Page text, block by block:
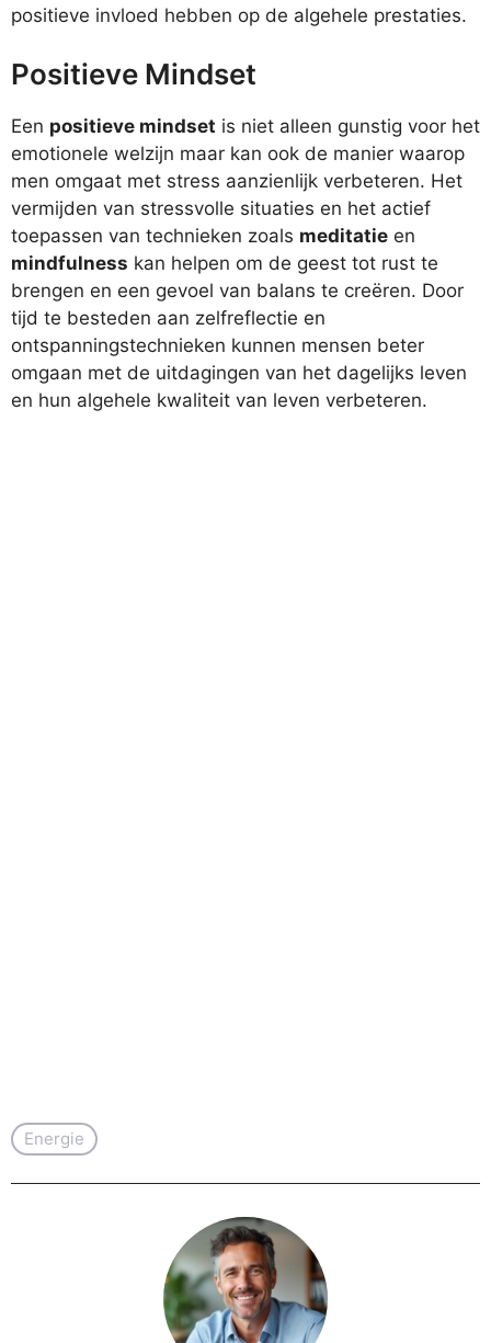
positieve invloed hebben op de algehele prestaties.
Positieve Mindset
Een positieve mindset is niet alleen gunstig voor het
emotionele welzijn maar kan ook de manier waarop
men omgaat met stress aanzienlijk verbeteren. Het
vermijden van stressvolle situaties en het actief
toepassen van technieken zoals meditatie en
mindfulness kan helpen om de geest tot rust te
brengen en een gevoel van balans te creëren. Door
tijd te besteden aan zelfreflectie en
ontspanningstechnieken kunnen mensen beter
omgaan met de uitdagingen van het dagelijks leven
en hun algehele kwaliteit van leven verbeteren.
Energie